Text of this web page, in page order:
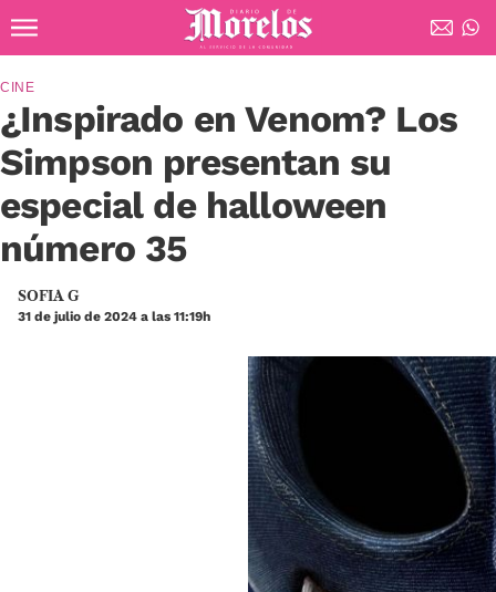
Diario de Morelos
¿Inspirado en Venom? Los
Simpson presentan su
especial de halloween
número 35
CINE
SOFIA G
31 de julio de 2024 a las 11:19h